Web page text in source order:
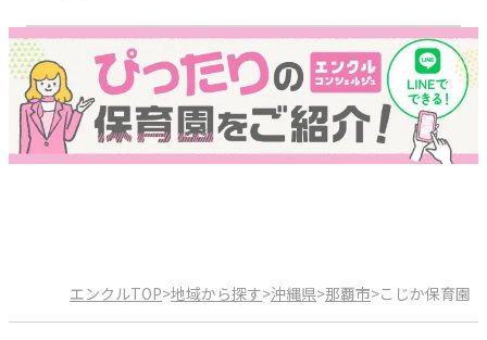
エンクルTOP>地域から探す>沖縄県>那覇市>こじか保育園